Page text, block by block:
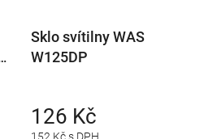
Sklo svítilny WAS
W125DP
152 Kč s DPH
126 Kč